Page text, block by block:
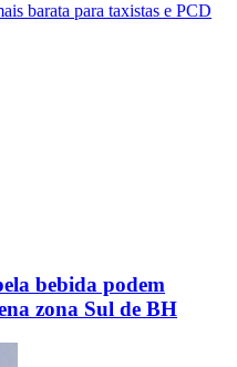
barata para taxistas e PCD
bebida podem
zona Sul de BH